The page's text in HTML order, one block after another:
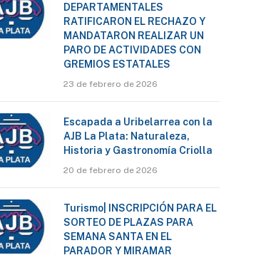
DEPARTAMENTALES
RATIFICARON EL RECHAZO Y
MANDATARON REALIZAR UN
PARO DE ACTIVIDADES CON
GREMIOS ESTATALES
23 de febrero de 2026
Escapada a Uribelarrea con la
AJB La Plata: Naturaleza,
Historia y Gastronomía Criolla
20 de febrero de 2026
Turismo| INSCRIPCIÓN PARA EL
SORTEO DE PLAZAS PARA
SEMANA SANTA EN EL
PARADOR Y MIRAMAR